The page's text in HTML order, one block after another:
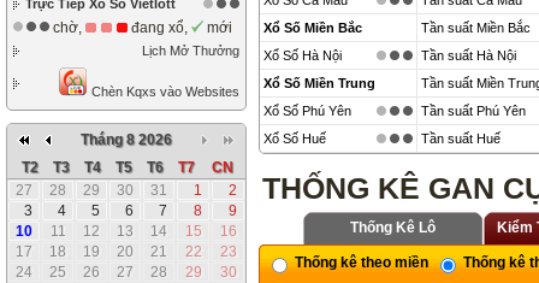
Trực Tiếp Xổ Số Vietlott
chờ, đang xổ, mới
Lịch Mở Thưởng
Chèn Kqxs vào Websites
Tháng 8 2026
T2
T3 T4 T5 T6 T7
CN
27
28 29 30 31 1
2
3
4 5 6 7 8
9
10
11 12 13 14 15
16
17
18 19 20 21 22
23
24
25 26 27 28 29
30
Xổ Số Miền Bắc
Tần suất Miền Bắc
Xổ Số Hà Nội
Tần suất Hà Nội
Xổ Số Miền Trung
Tần suất Miền
Xổ Số Phú Yên
Tần suất Phú Yên
Xổ Số Huế
Tần suất Huế
THỐNG KÊ GAN
Thống Kê Lô Kiểm
Thống kê theo miền Thống kê